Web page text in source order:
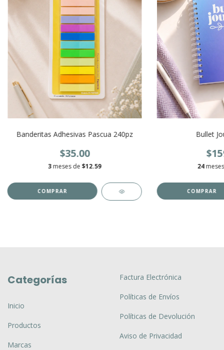
Banderitas Adhesivas Pascua 240pz
$35.00
3meses de$12.59
Bullet
24
COMPRAR
Categorías
Inicio
Productos
Marcas
Factura Electrónica
Políticas de Envíos
Políticas de Devolución
Aviso de Privacidad